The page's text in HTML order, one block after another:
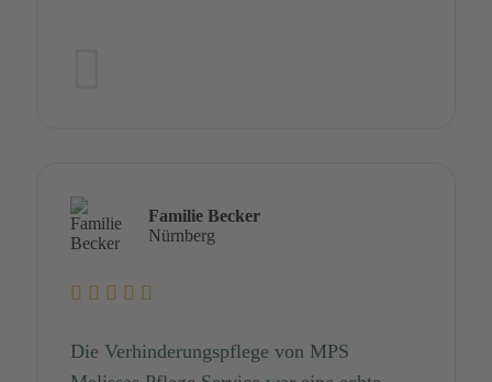
Familie Becker
Nürnberg
Die Verhinderungspflege von MPS